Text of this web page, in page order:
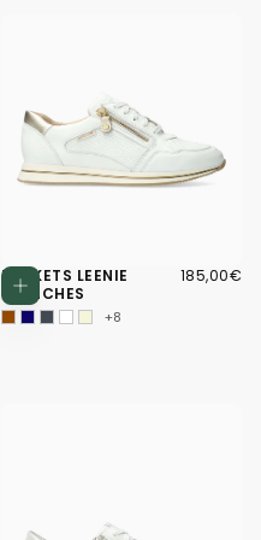
Choisissez
BASKETS LEENIE
BLANCHES
185,00€
PRIX
185,00€
+8